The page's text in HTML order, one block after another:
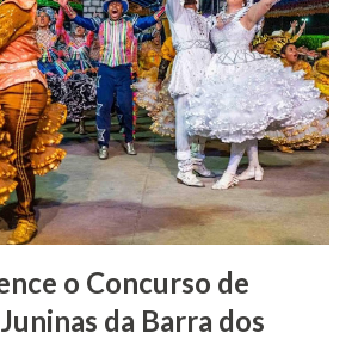
de Uruguai. O Barão de Maruim
dedicação à atividade agrícola, que
grande reserva financeira. João
construir a Igreja Matriz de Nosso
Passos, que foi inaugurada em 1862 e
José Joaquim de Vasconcelos. A Igreja
o Concurso de
da Barra dos